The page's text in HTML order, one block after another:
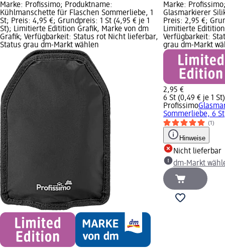
Marke: Profissimo; Produktname:
Kühlmanschette für Flaschen Sommerliebe, 1
St; Preis: 4,95 €; Grundpreis: 1 St (4,95 € je 1
St); Limitierte Editition Grafik, Marke von dm
Grafik; Verfügbarkeit: Status rot Nicht lieferbar,
Status grau dm-Markt wählen
Marke:
Glasmarkierer
Preis: 2,95 €;
Limitierte
Verfügbarkeit:
grau dm-Markt
2,95 €
6 St (0,49 € je 1 St)
Profissimo
Sommerliebe, 6 St
(1)
Hinweise
Nicht lieferbar
dm-Markt